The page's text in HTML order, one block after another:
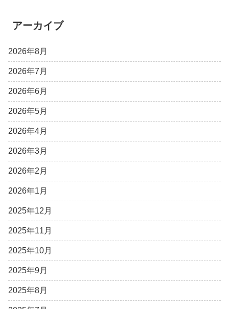
アーカイブ
2026年8月
2026年7月
2026年6月
2026年5月
2026年4月
2026年3月
2026年2月
2026年1月
2025年12月
2025年11月
2025年10月
2025年9月
2025年8月